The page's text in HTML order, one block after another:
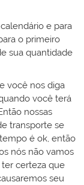
e para
o primeiro
sua quantidade
você nos diga
você terá
nossas
transporte se
é ok, então
nós não vamos
certeza que
seu